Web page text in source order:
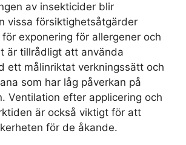
av insekticider blir
vissa försiktighetsåtgärder
exponering för allergener och
är tillrådligt att använda
ett målinriktat verkningssätt och
som har låg påverkan på
Ventilation efter applicering och
är också viktigt för att
för de åkande.